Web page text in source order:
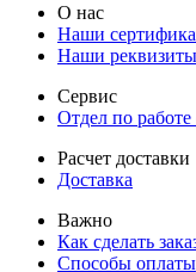
О нас
Наши
Наши реквизиты
Сервис
Отдел по
Расчет доставки
Доставка
Важно
Как сделать
Способы оплаты